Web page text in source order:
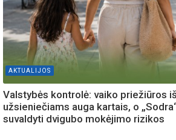
AKTUALIJOS
Valstybės kontrolė: vaiko priežiūros
užsieniečiams auga kartais, o
suvaldyti dvigubo mokėjimo rizikos